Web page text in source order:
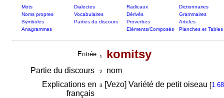
Mots Dialectes Radicaux
Dictionnaires
Noms propres
Vocabulaires Dérivés
Grammaires
Symboles
Parties du discours Proverbes
Articles
Anagrammes
Eléments/Composés Planches et Tables
Entrée 1 komitsy
Partie du discours 2
nom
Explications en
français
3 [Vezo] Variété de petit oiseau [1.68